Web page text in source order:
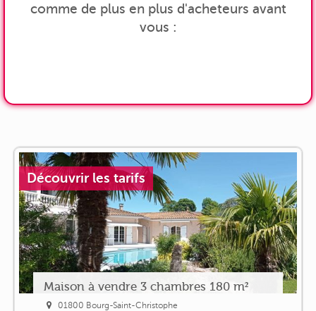
comme de plus en plus d'acheteurs avant
vous :
Découvrir les tarifs
Maison à vendre 3 chambres 180 m²
01800 Bourg-Saint-Christophe